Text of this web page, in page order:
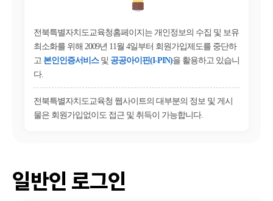
전북특별자치도교육청홈페이지는 개인정보의 수집 및 보유
최소화를 위해 2009년 11월 4일부터 회원가입제도를 중단하
고 본인인증서비스 및 공공아이핀(I-PIN)을 활용하고 있습니
다.
전북특별자치도교육청 웹사이트의 대부분의 정보 및 게시
물은 회원가입없이도 접근 및 취득이 가능합니다.
일반인 로그인